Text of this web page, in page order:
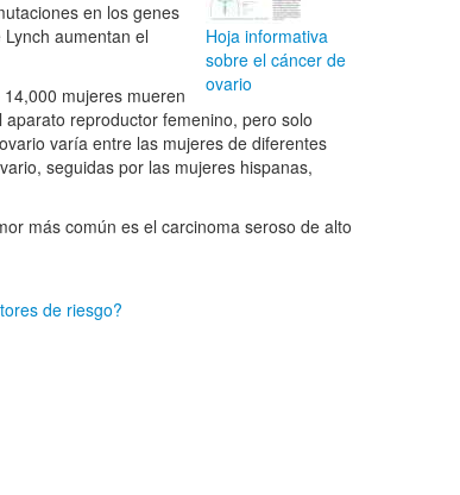
Hoja informativa
sobre el cáncer de
ovario
en los genes
aumentan el
mujeres mueren
reproductor femenino, pero solo
varía entre las mujeres de diferentes
seguidas por las mujeres hispanas,
más común es el carcinoma seroso de alto
de riesgo?